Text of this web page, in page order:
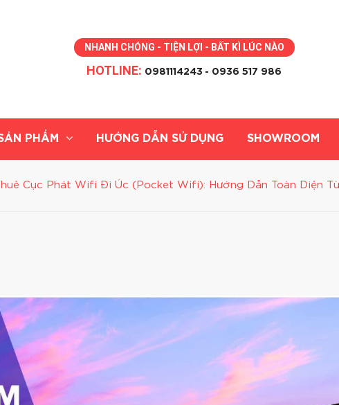
NHANH CHÓNG - TIỆN LỢI - BẤT KÌ LÚC NÀO
HOTLINE: 0981114243 - 0936 517 986
PHẨM HƯỚNG DẪN SỬ DỤNG SHOWROOM
Cục Phát Wifi Đi Úc (Pocket Wifi): Hướng Dẫn Toàn Diện